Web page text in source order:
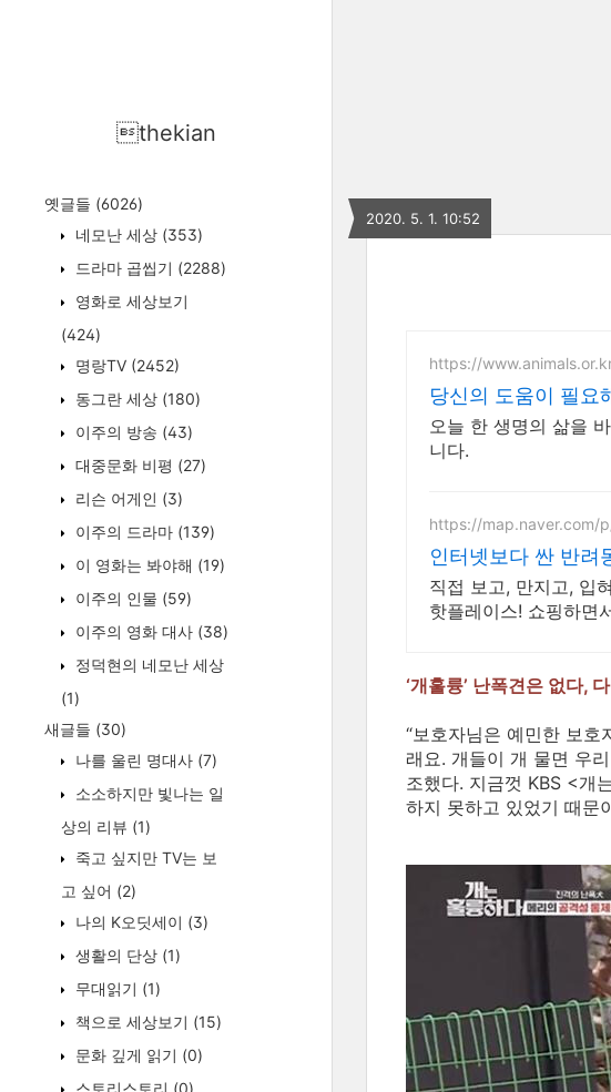
thekian
옛글들 (6026)
네모난 세상 (353)
드라마 곱씹기 (2288)
영화로 세상보기
(424)
명랑TV (2452)
동그란 세상 (180)
이주의 방송 (43)
대중문화 비평 (27)
리슨 어게인 (3)
이주의 드라마 (139)
이 영화는 봐야해 (19)
이주의 인물 (59)
이주의 영화 대사 (38)
정덕현의 네모난 세상
(1)
새글들 (30)
나를 울린 명대사 (7)
소소하지만 빛나는 일
상의 리뷰 (1)
죽고 싶지만 TV는 보
고 싶어 (2)
나의 K오딧세이 (3)
생활의 단상 (1)
무대읽기 (1)
책으로 세상보기 (15)
문화 깊게 읽기 (0)
스토리스토리 (0)
2020. 5. 1. 10:52
https://
당신의 도움이 필요
오늘 한 생명의 삶을
니다.
https://map.naver.com/
인터넷보다 싼 반려
직접 보고, 만지고, 입
핫플레이스! 쇼핑하면
‘개훌륭’ 난폭견은 없다,
“보호자님은 예민한 보
래요. 개들이 개 물면 우
조했다. 지금껏 KBS <개
하지 못하고 있었기 때문